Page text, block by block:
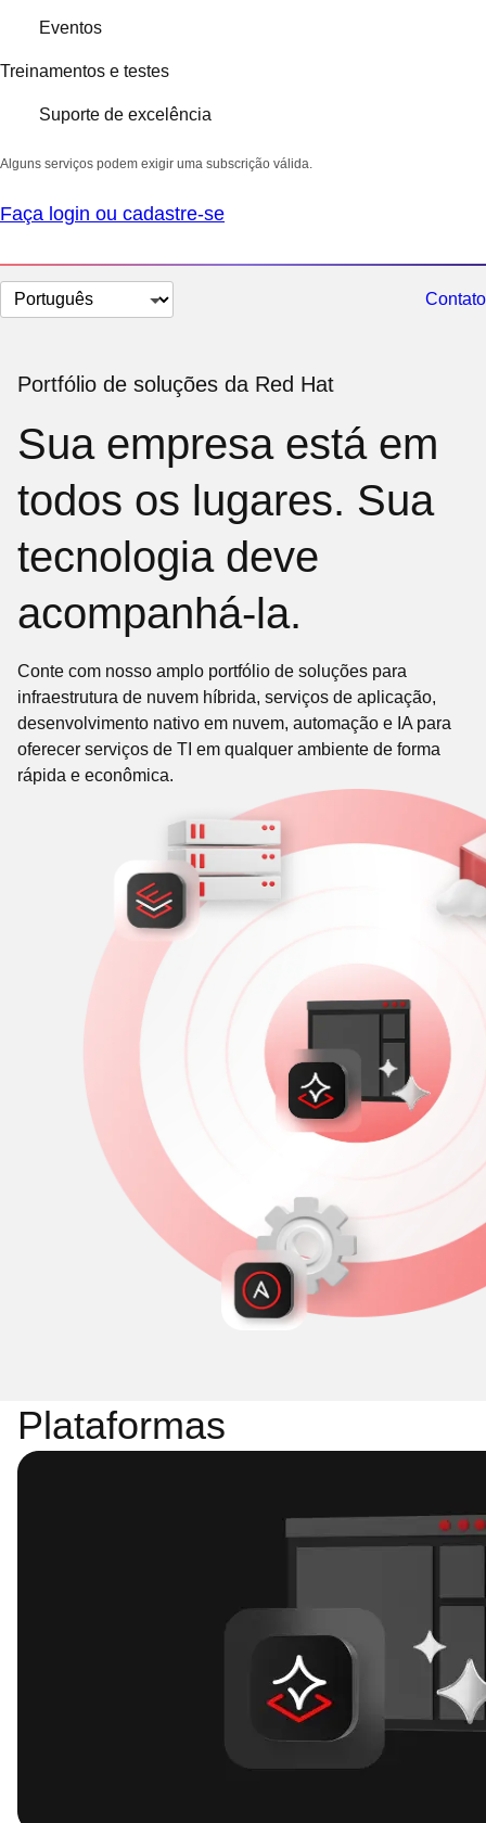
Eventos
Treinamentos e testes
Suporte de excelência
Alguns serviços podem exigir uma subscrição válida.
Faça login ou cadastre-se
Selecionar
idioma
Contato
Portfólio de soluções da Red Hat
Sua empresa está em
todos os lugares. Sua
tecnologia deve
acompanhá-la.
Conte com nosso amplo portfólio de soluções para
infraestrutura de nuvem híbrida, serviços de aplicação,
desenvolvimento nativo em nuvem, automação e IA para
oferecer serviços de TI em qualquer ambiente de forma
rápida e econômica.
Plataformas